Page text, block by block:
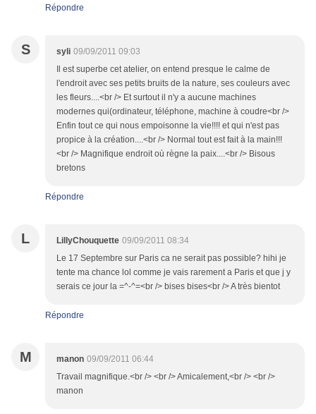
Répondre
S syli 09/09/2011 09:03
Il est superbe cet atelier, on entend presque le calme de
l'endroit avec ses petits bruits de la nature, ses couleurs avec
les fleurs....<br /> Et surtout il n'y a aucune machines
modernes qui(ordinateur, téléphone, machine à coudre<br />
Enfin tout ce qui nous empoisonne la vie!!!! et qui n'est pas
propice à la création....<br /> Normal tout est fait à la main!!!
<br /> Magnifique endroit où règne la paix....<br /> Bisous
bretons
Répondre
L LillyChouquette 09/09/2011 08:34
Le 17 Septembre sur Paris ca ne serait pas possible? hihi je
tente ma chance lol comme je vais rarement a Paris et que j y
serais ce jour la =^-^=<br /> bises bises<br /> A très bientot
Répondre
M manon 09/09/2011 06:44
Travail magnifique.<br /> <br /> Amicalement,<br /> <br />
manon